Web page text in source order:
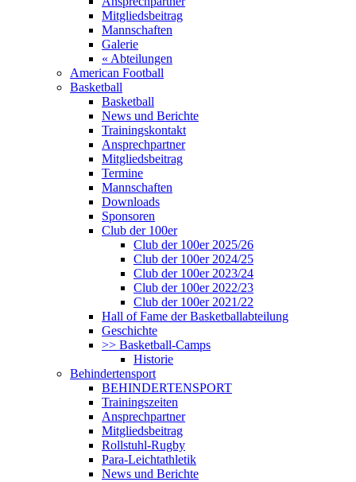
Mitgliedsbeitrag
Mannschaften
Galerie
« Abteilungen
American Football
Basketball
Basketball
News und Berichte
Trainingskontakt
Ansprechpartner
Mitgliedsbeitrag
Termine
Mannschaften
Downloads
Sponsoren
Club der 100er
Club der 100er 2025/26
Club der 100er 2024/25
Club der 100er 2023/24
Club der 100er 2022/23
Club der 100er 2021/22
Hall of Fame der Basketballabteilung
Geschichte
>> Basketball-Camps
Historie
Behindertensport
BEHINDERTENSPORT
Trainingszeiten
Ansprechpartner
Mitgliedsbeitrag
Rollstuhl-Rugby
Para-Leichtathletik
News und Berichte